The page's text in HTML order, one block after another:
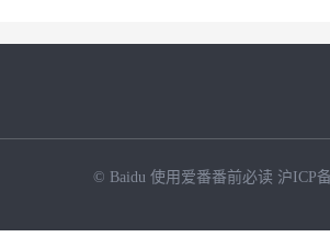
© Baidu 使用爱番番前必读 沪ICP